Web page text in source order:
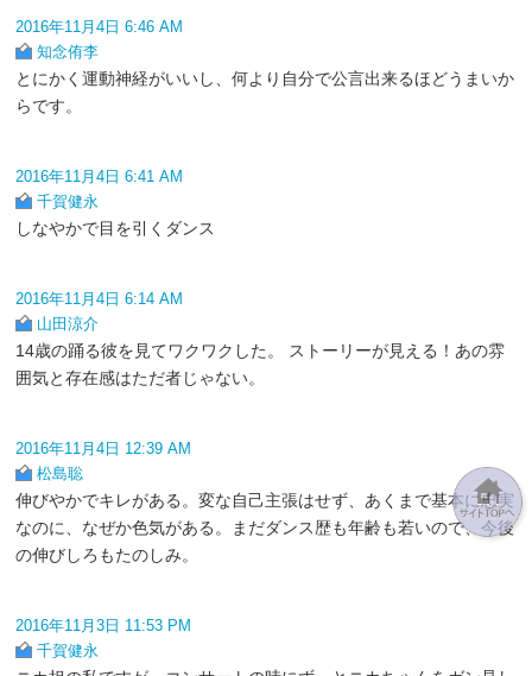
2016年11月4日 6:46 AM
知念侑李
とにかく運動神経がいいし、何より自分で公言出来るほどうまいか
らです。
2016年11月4日 6:41 AM
千賀健永
しなやかで目を引くダンス
2016年11月4日 6:14 AM
山田涼介
14歳の踊る彼を見てワクワクした。 ストーリーが見える！あの雰
囲気と存在感はただ者じゃない。
2016年11月4日 12:39 AM
松島聡
伸びやかでキレがある。変な自己主張はせず、あくまで基本に忠実
なのに、なぜか色気がある。まだダンス歴も年齢も若いので、今後
の伸びしろもたのしみ。
2016年11月3日 11:53 PM
千賀健永